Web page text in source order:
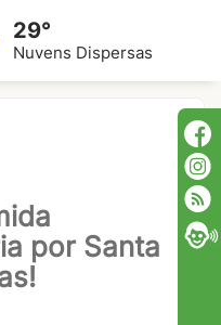
29°
Nuvens Dispersas
por Santa